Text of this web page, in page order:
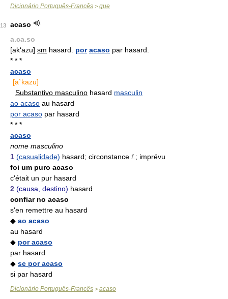
Dicionário Português-Francês > que
13
acaso
a.ca.so
[ak‘azu] sm hasard. por acaso par hasard.
* * *
acaso
[a`kazu]
Substantivo masculino hasard masculin
ao acaso au hasard
por acaso par hasard
* * *
acaso
nome masculino
1 (casualidade) hasard; circonstance f. ; imprévu
foi um puro acaso
c'était un pur hasard
2 (causa, destino) hasard
confiar no acaso
s'en remettre au hasard
◆ ao acaso
au hasard
◆ por acaso
par hasard
◆ se por acaso
si par hasard
Dicionário Português-Francês > acaso